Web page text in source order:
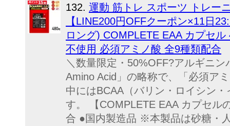
132. 運動 筋トレ スポーツ トレー
【LINE200円OFFクーポン×11日
ロング) COMPLETE EAA カプセ
不使用 必須アミノ酸 全9種類配合
＼数量限定・50%OFF?アルギニ
Amino Acid」の略称で、「必須ア
中にはBCAA（バリン・ロイシン
す。 【COMPLETE EAA カプセル
合 ●国内製造品 ※本製品は砂糖・